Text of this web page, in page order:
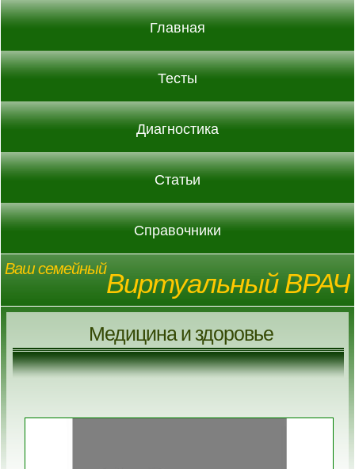
Главная
Тесты
Диагностика
Статьи
Справочники
Ваш семейныйВиртуальный ВРАЧ
Медицина и здоровье